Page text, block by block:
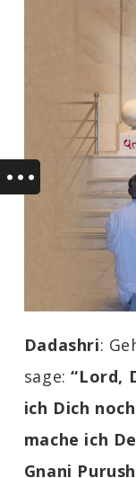
Dadashri:
sage:“Lord,
ich Dich
mache ich
Gnani